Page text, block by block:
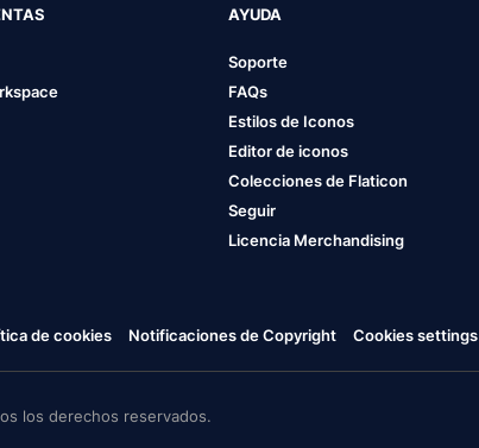
AYUDA
Soporte
FAQs
Estilos de Iconos
Editor de iconos
Colecciones de Flaticon
Seguir
Licencia Merchandising
de cookies Notificaciones de Copyright Cookies settings
los derechos reservados.